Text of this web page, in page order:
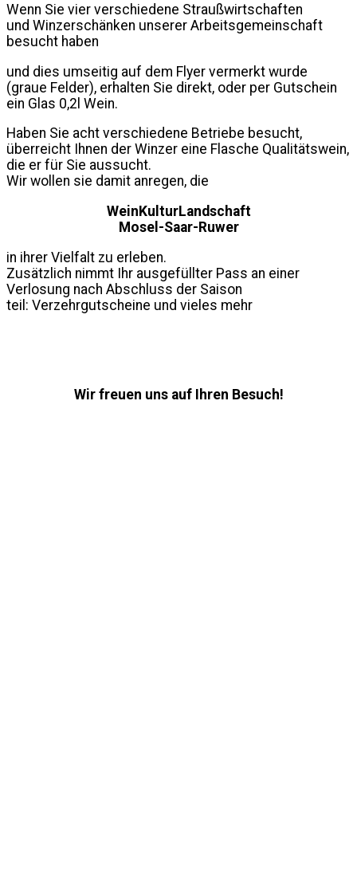
Wenn Sie vier verschiedene Straußwirtschaften
und Winzerschänken unserer Arbeitsgemeinschaft
besucht haben
und dies umseitig auf dem Flyer vermerkt wurde
(graue Felder), erhalten Sie direkt, oder per Gutschein
ein Glas 0,2l Wein.
Haben Sie acht verschiedene Betriebe besucht,
überreicht Ihnen der Winzer eine Flasche Qualitätswein,
die er für Sie aussucht.
Wir wollen sie damit anregen, die
WeinKulturLandschaft
Mosel-Saar-Ruwer
in ihrer Vielfalt zu erleben.
Zusätzlich nimmt Ihr ausgefüllter Pass an einer
Verlosung nach Abschluss der Saison
teil: Verzehrgutscheine und vieles mehr
Wir freuen uns auf Ihren Besuch!